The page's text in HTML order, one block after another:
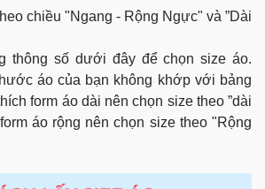
chiều "Ngang - Rộng Ngực" và ”Dài
thông số dưới đây để chọn size áo.
áo của bạn không khớp với bảng
form áo dài nên chọn size theo ”dài
áo rộng nên chọn size theo "Rộng